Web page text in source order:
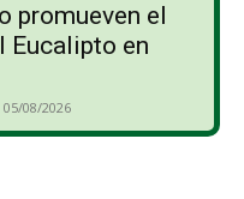
promueven el
Eucalipto en
05/08/2026